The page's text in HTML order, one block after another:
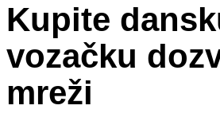
Kupite
vozačku
mreži